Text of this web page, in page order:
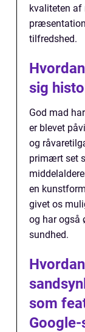
kvaliteten af
tilfredshed.
sig
God mad
er blevet
og
primært set
en
givet os
og har også
sundhed.
som